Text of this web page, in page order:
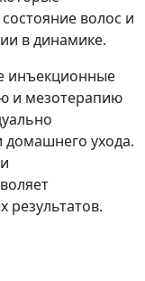
волос и
в динамике.
инъекционные
и мезотерапию
ухода.
результатов.